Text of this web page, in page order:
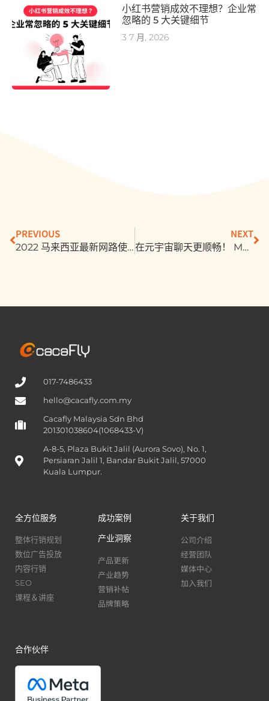
小红书营销成效不理想？企业常
忽略的 5 大关键细节
3 7 月, 2026
PREVIOUS
2022 马来西亚最新网路使用报告！8 大数据亮点一次看
NEXT
在元宇宙聊天更顺畅！ Meta 将推 AI 语音翻译工具，让任何语言都能通
017-7486433
hello@cacafly.com.my
Cacafly Malaysia Sdn Bhd
201301038604(1068433-V)
A-8-5, Plaza Bukit Jalil (Aurora Sovo), No. 1,
Persiaran Jalil 1, Bandar Bukit Jalil, 57000
Kuala Lumpur.
全方位服务
整体行销规划
数位广告投放
内容行销
SEO
课程＆讲座
成功案例
产业洞察
产品更新
产业趋势
营销补帖
品牌策略
关于我们
公司介绍
经营团队
媒体中心
加入我们
合作伙伴